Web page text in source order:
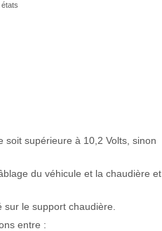
soit supérieure à 10,2 Volts, sinon
du véhicule et la chaudière et
le support chaudière.
entre :